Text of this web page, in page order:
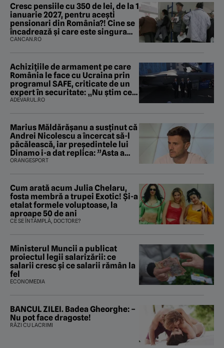
Cresc pensiile cu 350 de lei, de la 1
ianuarie 2027, pentru acești
pensionari din România?! Cine se
încadrează și care este singura
condiție
CANCAN.RO
Achizițiile de armament pe care
România le face cu Ucraina prin
programul SAFE, criticate de un
expert în securitate: „Nu știm ce
arme ne trebuie”
ADEVARUL.RO
Marius Măldărăşanu a susţinut că
Andrei Nicolescu a încercat să-l
păcălească, iar preşedintele lui
Dinamo i-a dat replica: ”Asta a
fost istoria”
ORANGESPORT
Cum arată acum Julia Chelaru,
fosta membră a trupei Exotic! Și-a
etalat formele voluptoase, la
aproape 50 de ani
CE SE ÎNTÂMPLĂ, DOCTORE?
Ministerul Muncii a publicat
proiectul legii salarizării: ce
salarii cresc și ce salarii rămân la
fel
ECONOMEDIA
BANCUL ZILEI. Badea Gheorghe: –
Nu pot face dragoste!
RÂZI CU LACRIMI